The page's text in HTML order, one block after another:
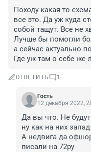
Походу какая то
все это. Да уж куда
собой тащут. Все не
Лучше бы помогли
а сейчас актуально
Где уж там о себе же
ОТВЕТИТЬ 1
Гость
12 декабря 2022,
Да вы что. Не
ну как на них
А недвига да
писали на 72ру